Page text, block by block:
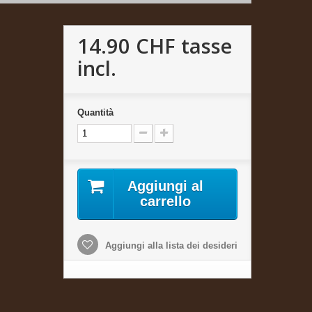
14.90 CHF tasse
incl.
Quantità
Aggiungi al
carrello
Aggiungi alla lista dei desideri